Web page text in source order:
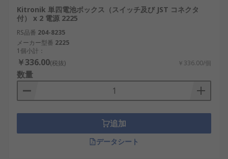
Kitronik 単四電池ボックス（スイッチ及び JST コネクタ
付） x 2 電源 2225
RS品番 204-8235
メーカー型番 2225
1個小計：
￥336.00(税抜) ￥336.00/個
数量
追加
データシート